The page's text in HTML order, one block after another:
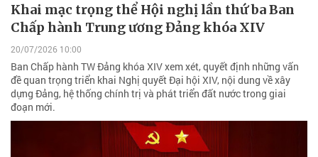
Khai mạc trọng thể Hội nghị lần thứ ba Ban
Chấp hành Trung ương Đảng khóa XIV
20/07/2026 10:00
Ban Chấp hành TW Đảng khóa XIV xem xét, quyết định những vấn
đề quan trọng triển khai Nghị quyết Đại hội XIV, nội dung về xây
dựng Đảng, hệ thống chính trị và phát triển đất nước trong giai
đoạn mới.